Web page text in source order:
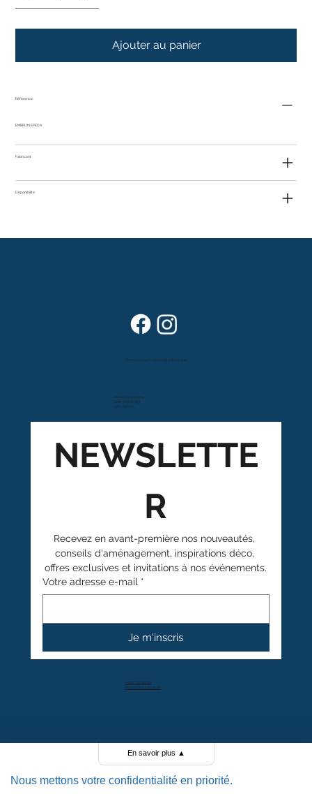
Ajouter au panier
Référence
EMBRUN EPEDA
Fabricant
Disponibilité
Route cantonale 4
Case postale 157
1963 Vétroz
Dans vos foyers depuis plus de 80 ans
+41 27 766 40 40
info@anthamatten.ch
NEWSLETTE
R
Recevez en avant-première nos nouveautés,
conseils d'aménagement, inspirations déco,
offres exclusives et invitations à nos événements.
Votre adresse e-mail *
Je m'inscris
4.4
+ de 100 avis clients
En savoir plus ▲
Nous mettons votre confidentialité en priorité.